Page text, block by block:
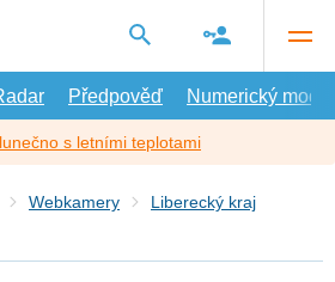
Předpověď Numerický model
s letními teplotami
Webkamery
Liberecký kraj